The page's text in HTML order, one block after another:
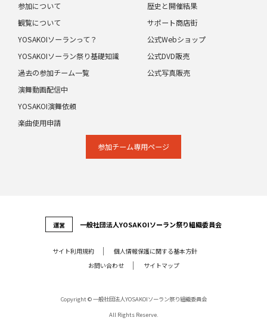
参加について
観覧について
歴史と開催結果
サポート商店街
YOSAKOIソーランって？
YOSAKOIソーラン祭り基礎知識
過去の参加チーム一覧
演舞動画配信中
公式Webショップ
公式DVD販売
公式写真販売
YOSAKOI演舞依頼
楽曲使用申請
参加チーム専⽤ページ
運営 ⼀般社団法⼈YOSAKOIソーラン祭り組織委員会
サイト利⽤規約
個⼈情報保護に関する基本⽅針
お問い合わせ
サイトマップ
Copyright © 一般社団法人YOSAKOIソーラン祭り組織委員会
All Rights Reserve.